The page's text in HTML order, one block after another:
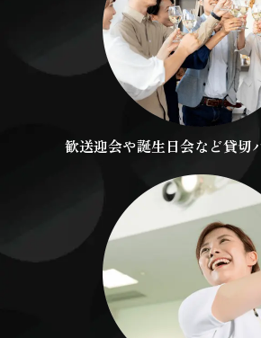
歓送迎会や誕生日会など貸切